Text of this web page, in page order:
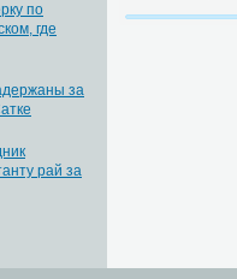
по
где
за
рай за